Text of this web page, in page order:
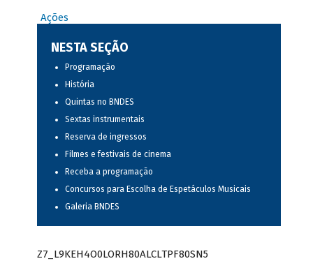
Ações
NESTA SEÇÃO
Programação
História
Quintas no BNDES
Sextas instrumentais
Reserva de ingressos
Filmes e festivais de cinema
Receba a programação
Concursos para Escolha de Espetáculos Musicais
Galeria BNDES
Z7_L9KEH4O0LORH80ALCLTPF80SN5